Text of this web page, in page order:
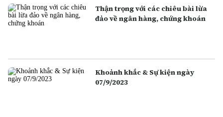
Thận trọng với các chiêu bài lừa
đảo về ngân hàng, chứng khoán
Khoảnh khắc & Sự kiện ngày
07/9/2023